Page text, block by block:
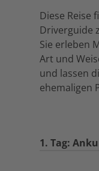
Diese Reise
Driverguide
Sie erleben
Art und
und lassen
ehemaligen
1. Tag: